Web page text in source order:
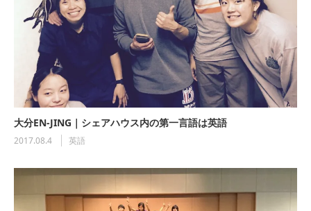
大分EN-JING｜シェアハウス内の第一言語は英語
2017.08.4 英語